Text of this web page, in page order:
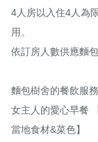
4人房以入住4人為
用。
依訂房人數供應麵
麵包樹舍的餐飲服務
女主人的愛心早餐
當地食材&菜色】